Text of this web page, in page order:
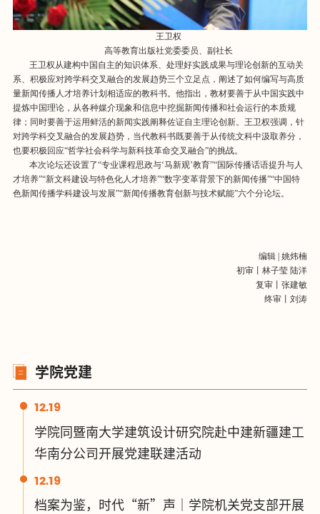
王卫权
高等教育出版社党委委员、副社长
王卫权从建构中国自主的知识体系、处理好实践成果与理论创新的互动关
系、积极应对跨学科交叉融合的发展趋势三个立足点，阐述了如何编写与高质
量新闻传播人才培养计划相适应的教科书。他指出，教材要善于从中国实践中
提炼中国理论，从各种媒介现象和信息中挖掘新闻传播和社会运行的本质规
律；同时要善于运用鲜活的新闻实践阐释佐证自主理论创新。王卫权强调，针
对跨学科交叉融合的发展趋势，当代教科书既要善于从传统文科中汲取养分，
也要积极回应“哲学社会科学与新科技革命交叉融合”的挑战。
本次论坛还设置了“专业课程思政与‘马新观’教育”“国际传播话语提升与人
才培养”“新文科建设与特色化人才培养”“数字变革背景下的新闻传播”“中国特
色新闻传播学科建设与发展”“新闻传播教育创新与技术赋能”六个分论坛。
编辑 | 姚炜楠
初审丨林子莹 陆洋
复审丨张建敏
终审丨刘涛
学院党建
12.19
学院同暨南大学建筑设计研究院赴中建新疆建工
华南分公司开展党建联建活动
12.19
档案为鉴，时代“新”声｜学院机关党支部开展